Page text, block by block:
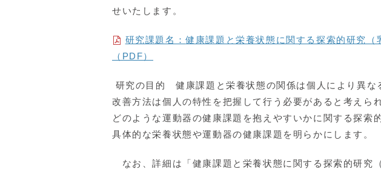
せいたします。
研究課題名：健康課題と栄養状態に関する探索的研究（
（PDF）
研究の目的 健康課題と栄養状態の関係は個人により異な
改善方法は個人の特性を把握して行う必要があると考えら
どのような運動器の健康課題を抱えやすいかに関する探索
具体的な栄養状態や運動器の健康課題を明らかにします。
なお、詳細は「健康課題と栄養状態に関する探索的研究